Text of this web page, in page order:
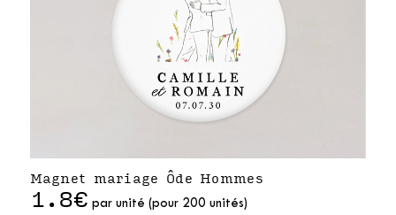
Magnet mariage Ôde Hommes
1.8€ par unité (pour 200 unités)